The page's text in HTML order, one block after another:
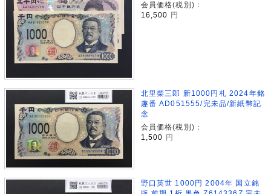
会員価格(税別)：
16,500
円
北里柴三郎 新1000円札 2024年銘
趣番 AD051555/完未品/新紙幣記
念
会員価格(税別)：
1,500 円
野口英世 1000円 2004年 国立銘